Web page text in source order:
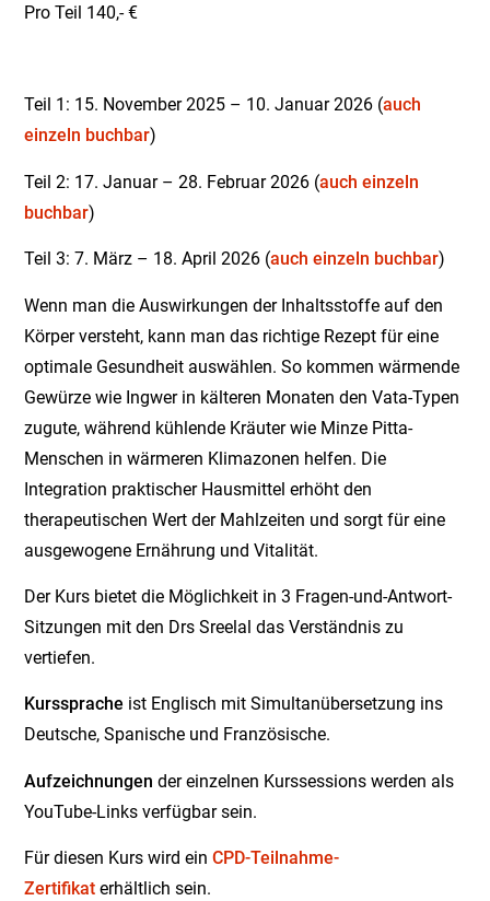
Pro Teil 140,- €
Teil 1: 15. November 2025 – 10. Januar 2026 (auch
einzeln buchbar)
Teil 2: 17. Januar – 28. Februar 2026 (auch einzeln
buchbar)
Teil 3: 7. März – 18. April 2026 (auch einzeln buchbar)
Wenn man die Auswirkungen der Inhaltsstoffe auf den
Körper versteht, kann man das richtige Rezept für eine
optimale Gesundheit auswählen. So kommen wärmende
Gewürze wie Ingwer in kälteren Monaten den Vata-Typen
zugute, während kühlende Kräuter wie Minze Pitta-
Menschen in wärmeren Klimazonen helfen. Die
Integration praktischer Hausmittel erhöht den
therapeutischen Wert der Mahlzeiten und sorgt für eine
ausgewogene Ernährung und Vitalität.
Der Kurs bietet die Möglichkeit in 3 Fragen-und-Antwort-
Sitzungen mit den Drs Sreelal das Verständnis zu
vertiefen.
Kurssprache ist Englisch mit Simultanübersetzung ins
Deutsche, Spanische und Französische.
Aufzeichnungen der einzelnen Kurssessions werden als
YouTube-Links verfügbar sein.
Für diesen Kurs wird einCPD-Teilnahme-
Zertifikat erhältlich sein.